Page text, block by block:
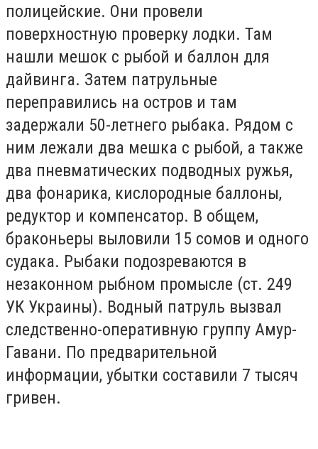
полицейские. Они провели
поверхностную проверку лодки. Там
нашли мешок с рыбой и баллон для
дайвинга. Затем патрульные
переправились на остров и там
задержали 50-летнего рыбака. Рядом с
ним лежали два мешка с рыбой, а также
два пневматических подводных ружья,
два фонарика, кислородные баллоны,
редуктор и компенсатор. В общем,
браконьеры выловили 15 сомов и одного
судака. Рыбаки подозреваются в
незаконном рыбном промысле (ст. 249
УК Украины). Водный патруль вызвал
следственно-оперативную группу Амур-
Гавани. По предварительной
информации, убытки составили 7 тысяч
гривен.